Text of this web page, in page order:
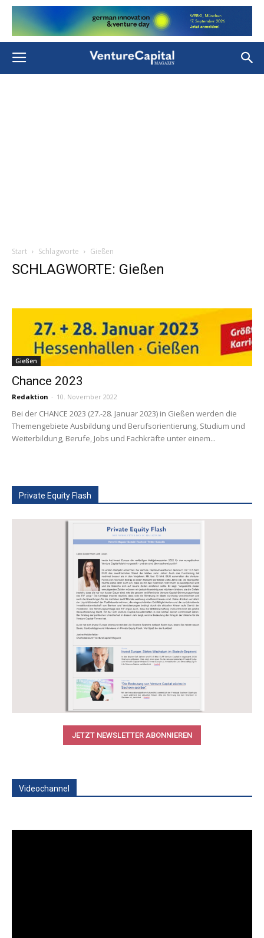
Start Schlagworte Gießen
SCHLAGWORTE: Gießen
Gießen
Chance 2023
Redaktion - 10. November 2022
Bei der CHANCE 2023 (27.-28. Januar 2023) in Gießen werden die
Themengebiete Ausbildung und Berufsorientierung, Studium und
Weiterbildung, Berufe, Jobs und Fachkräfte unter einem...
Private Equity Flash
JETZT NEWSLETTER ABONNIEREN
Videochannel